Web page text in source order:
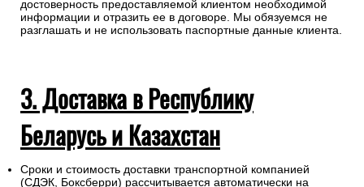
достоверность предоставляемой клиентом необходимой
информации и отразить ее в договоре. Мы обязуемся не
разглашать и не использовать паспортные данные клиента.
3. Доставка в Республику
Беларусь и Казахстан
Сроки и стоимость доставки транспортной компанией
(СДЭК, Боксберри) рассчитывается автоматически на